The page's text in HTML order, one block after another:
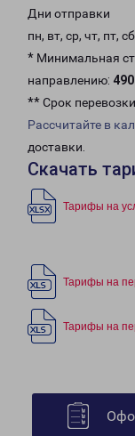
Дни отправки
пн, вт, ср, чт, пт, сб
* Минимальная
направлению:
** Срок
Рассчитайте в
доставки.
Скачать
Тарифы на
Тарифы на
Тарифы на